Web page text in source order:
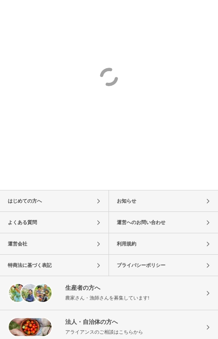
はじめての方へ お知らせ
よくある質問 運営へのお問い合わせ
運営会社 利用規約
特商法に基づく表記 プライバシーポリシー
生産者の方へ
農家さん・漁師さんを募集しています!
法人・自治体の方へ
アライアンスのご相談はこちらから